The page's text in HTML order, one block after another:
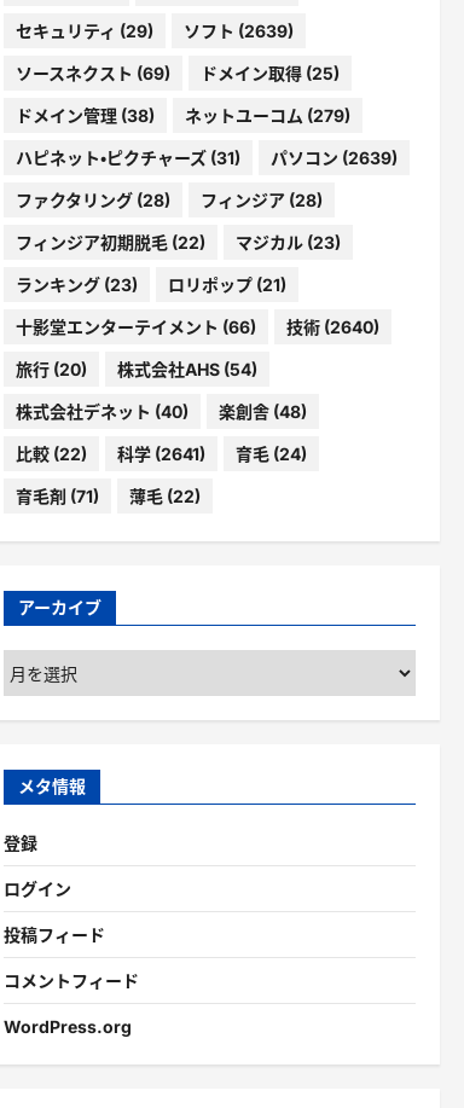
セキュリティ (29) ソフト (2639)
ソースネクスト (69) ドメイン取得(25)
ドメイン管理(38) ネットユーコム (279)
ハピネット・ピクチャーズ(31) パソコン (2639)
ファクタリング(28) フィンジア(28)
フィンジア初期脱毛(22) マジカル(23)
ランキング(23) ロリポップ(21)
十影堂エンターテイメント (66) 技術(2640)
旅行(20) 株式会社AHS(54)
株式会社デネット (40) 楽創舎(48)
比較(22) 科学(2641) 育毛(24)
育毛剤 (71) 薄毛(22)
アーカイブ
ア
ー
カ
ブ
メタ情報
登録
ログイン
投稿フィード
コメントフィード
WordPress.org